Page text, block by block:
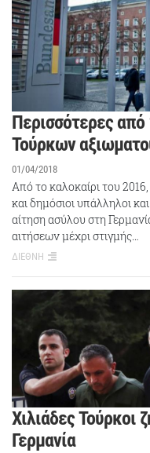
Περισσότερες από
Τούρκων
01/04/2018
Από το καλοκαίρι του
και δημόσιοι υπάλληλοι
αίτηση ασύλου στη
αιτήσεων μέχρι στιγμής…
ΔΙΕΘΝΗ
Χιλιάδες Τούρκοι
Γερμανία